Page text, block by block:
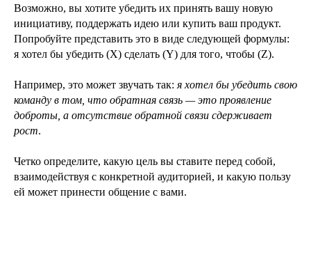
Возможно, вы хотите убедить их принять вашу новую
инициативу, поддержать идею или купить ваш продукт.
Попробуйте представить это в виде следующей формулы:
я хотел бы убедить (X) сделать (Y) для того, чтобы (Z).
Например, это может звучать так: я хотел бы убедить свою
команду в том, что обратная связь — это проявление
доброты, а отсутствие обратной связи сдерживает
рост.
Четко определите, какую цель вы ставите перед собой,
взаимодействуя с конкретной аудиторией, и какую пользу
ей может принести общение с вами.